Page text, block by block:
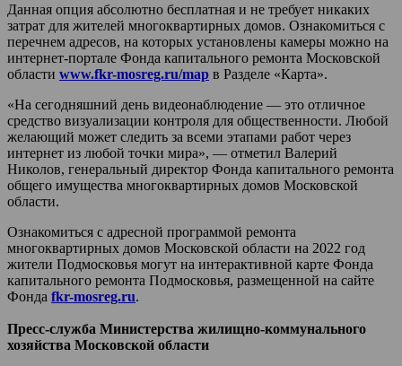
Данная опция абсолютно бесплатная и не требует никаких
затрат для жителей многоквартирных домов. Ознакомиться с
перечнем адресов, на которых установлены камеры можно на
интернет-портале Фонда капитального ремонта Московской
области www.fkr-mosreg.ru/map в Разделе «Карта».
«На сегодняшний день видеонаблюдение — это отличное
средство визуализации контроля для общественности. Любой
желающий может следить за всеми этапами работ через
интернет из любой точки мира», — отметил Валерий
Николов, генеральный директор Фонда капитального ремонта
общего имущества многоквартирных домов Московской
области.
Ознакомиться с адресной программой ремонта
многоквартирных домов Московской области на 2022 год
жители Подмосковья могут на интерактивной карте Фонда
капитального ремонта Подмосковья, размещенной на сайте
Фонда fkr-mosreg.ru.
Пресс-служба Министерства жилищно-коммунального
хозяйства Московской области